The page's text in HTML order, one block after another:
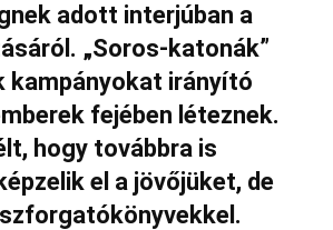
adott interjúban a
„Soros-katonák”
kampányokat irányító
fejében léteznek.
hogy továbbra is
el a jövőjüket, de